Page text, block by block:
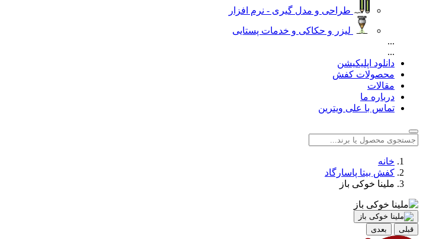
طراحی و مدل گیری - نرم افزار
لیزر و حکاکی و خدمات پستایی
...
...
دانلود اپلیکیشن
محصولات کفش
مقالات
درباره ما
تماس با علی ویترین
خانه
کفش بیتا پاسارگاد
ملینا خوکی باز
قبلی بعدی